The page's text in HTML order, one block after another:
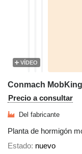
VÍDEO
Conmach
Precio a consultar
Del fabricante
Planta de hormigón
Estado nuevo